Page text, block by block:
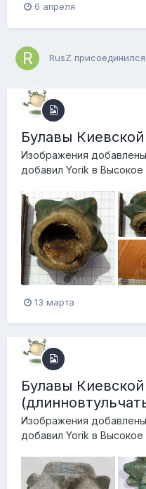
6 апреля
RusZ
Булавы
Изображения
добавил Yorik в Высокое
13 марта
Булавы
Изображения
добавил Yorik в Высокое